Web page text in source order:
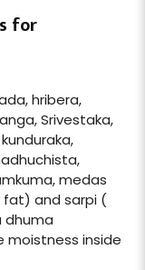
for
hribera,
Srivestaka,
medas
fat) and sarpi (
dhuma
moistness inside